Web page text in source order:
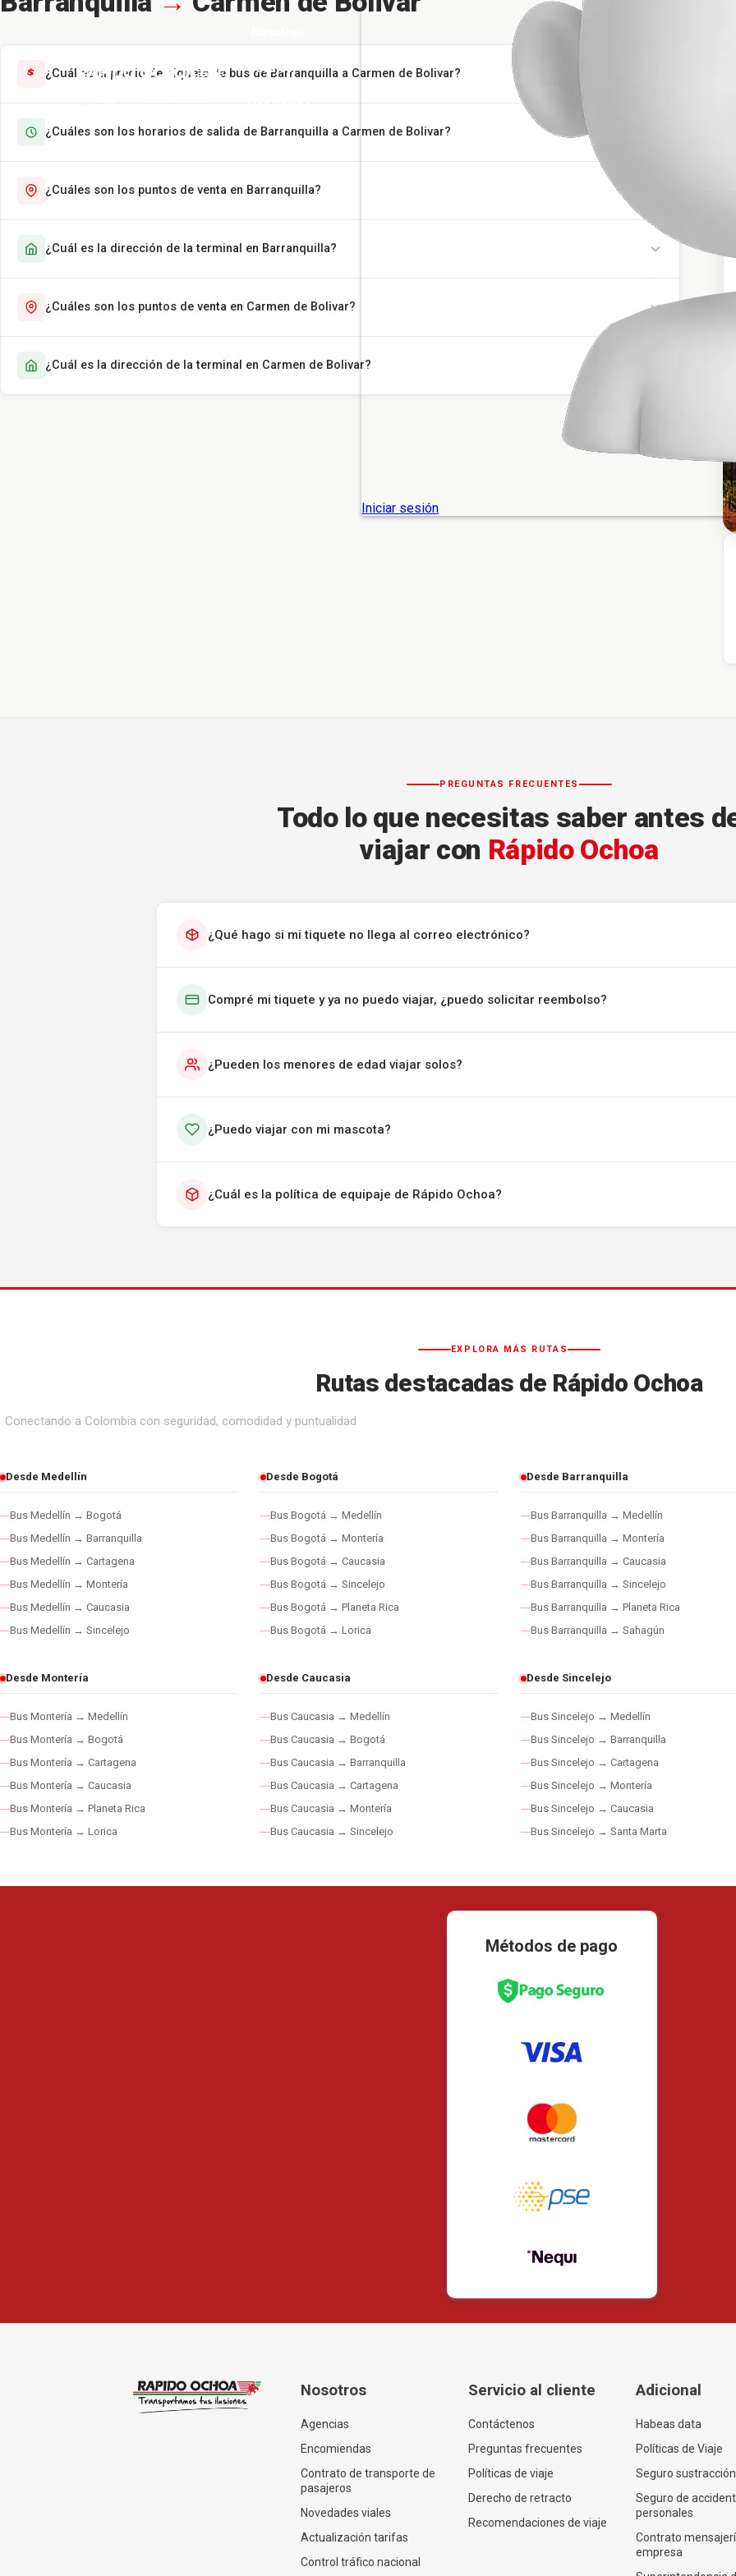
Pasajes
Encomiendas
¿Cuál es el precio del tiquete de bus de Barranquilla a Carmen de Bolivar?
¿Cuáles son los horarios de salida de Barranquilla a Carmen de Bolivar?
¿Cuáles son los puntos de venta en Barranquilla?
¿Cuál es la dirección de la terminal en Barranquilla?
¿Cuáles son los puntos de venta en Carmen de Bolivar?
¿Cuál es la dirección de la terminal en Carmen de Bolivar?
PREGUNTAS FRECUENTES
Todo lo que necesitas saber antes
viajar con Rápido Ochoa
¿Qué hago si mi tiquete no llega al correo electrónico?
Compré mi tiquete y ya no puedo viajar, ¿puedo solicitar reembolso?
¿Pueden los menores de edad viajar solos?
¿Puedo viajar con mi mascota?
¿Cuál es la política de equipaje de Rápido Ochoa?
EXPLORA MÁS RUTAS
Rutas destacadas de Rápido Ochoa
Conectando a Colombia con seguridad, comodidad y puntualidad
Desde Medellín
Bus Medellín → Bogotá
Bus Medellín → Barranquilla
Bus Medellín → Cartagena
Bus Medellín → Montería
Bus Medellín → Caucasia
Bus Medellín → Sincelejo
Desde Bogotá
Bus Bogotá → Medellín
Bus Bogotá → Montería
Bus Bogotá → Caucasia
Bus Bogotá → Sincelejo
Bus Bogotá → Planeta Rica
Bus Bogotá → Lorica
Desde Barranquilla
Bus Barranquilla → Medellín
Bus Barranquilla → Montería
Bus Barranquilla → Caucasia
Bus Barranquilla → Sincelejo
Bus Barranquilla → Planeta Rica
Bus Barranquilla → Sahagún
Desde Montería
Bus Montería → Medellín
Bus Montería → Bogotá
Bus Montería → Cartagena
Bus Montería → Caucasia
Bus Montería → Planeta Rica
Bus Montería → Lorica
Desde Caucasia
Bus Caucasia → Medellín
Bus Caucasia → Bogotá
Bus Caucasia → Barranquilla
Bus Caucasia → Cartagena
Bus Caucasia → Montería
Bus Caucasia → Sincelejo
Desde Sincelejo
Bus Sincelejo → Medellín
Bus Sincelejo → Barranquilla
Bus Sincelejo → Cartagena
Bus Sincelejo → Montería
Bus Sincelejo → Caucasia
Bus Sincelejo → Santa Marta
Métodos de pago
Nosotros
Agencias
Encomiendas
Contrato de transporte de
pasajeros
Novedades viales
Actualización tarifas
Control tráfico nacional
Servicio al cliente
Contáctenos
Preguntas frecuentes
Políticas de viaje
Derecho de retracto
Recomendaciones de viaje
Adicional
Habeas data
Políticas de Viaje
Seguro sustracción
Seguro de
personales
Contrato
empresa